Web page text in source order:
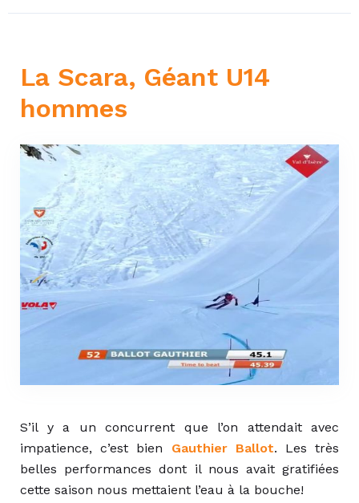
La Scara, Géant U14
hommes
S’il y a un concurrent que l’on attendait avec
impatience, c’est bien Gauthier Ballot. Les très
belles performances dont il nous avait gratifiées
cette saison nous mettaient l’eau à la bouche!